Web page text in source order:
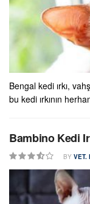
Bengal kedi ırkı,
bu kedi ırkının
Bambino Kedi
BY VET.